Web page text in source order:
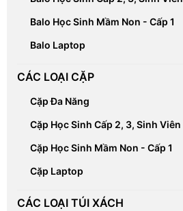
Balo Học Sinh Mầm Non - Cấp 1
Balo Laptop
CÁC LOẠI CẶP
Cặp Đa Năng
Cặp Học Sinh Cấp 2, 3, Sinh Viên
Cặp Học Sinh Mầm Non - Cấp 1
Cặp Laptop
CÁC LOẠI TÚI XÁCH